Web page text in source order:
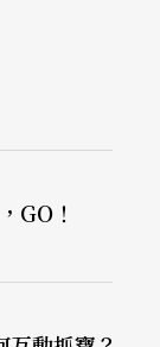
待員會給
探以時序
的線
，終於找
易和皮條
女娜娜、失
會聽著遊
GO！